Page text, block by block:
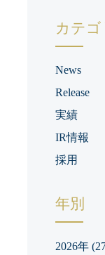
カテゴ
News
Release
実績
IR情報
採用
年別
2026年